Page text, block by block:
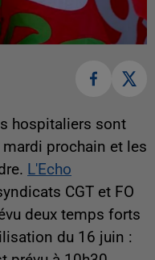
hospitaliers sont
prochain et les
L'Echo
CGT et FO
deux temps forts
du 16 juin :